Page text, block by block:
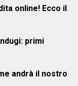
online! Ecco il
primi
andrà il nostro